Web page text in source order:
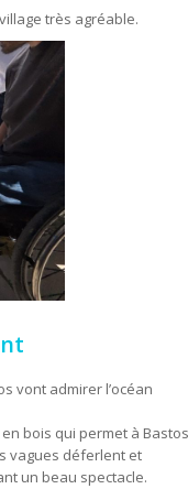
très agréable.
vont admirer l’océan
bois qui permet à Bastos
vagues déferlent et
un beau spectacle.